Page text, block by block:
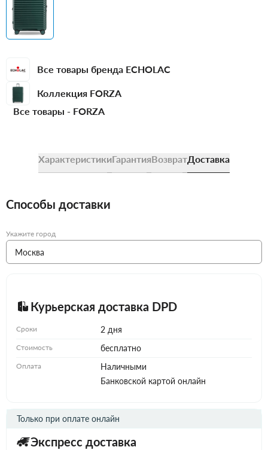
Все товары бренда ECHOLAC
Коллекция FORZA
Все товары - FORZA
ХарактеристикиГарантияВозвратДоставка
Способы доставки
Укажите город
Курьерская доставка DPD
Сроки 2 дня
Стоимость бесплатно
Оплата
Наличными
Банковской картой онлайн
Экспресс доставка
Только при оплате онлайн